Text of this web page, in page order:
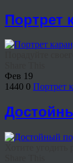
Портрет
Фев 19
1440 0 Портрет